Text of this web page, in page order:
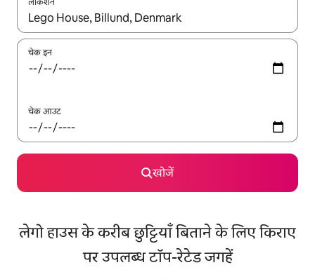
नतीजों के उपलब्ध होने पर, अप और डाउन 'ऐरो की' का इस्तेमाल करके नेविगेट
चेक इन
चेक आउट
खोजें
लेगो हाउस के करीब छुट्टियाँ बिताने के लिए किराए
पर उपलब्ध टॉप-रेटेड जगहें